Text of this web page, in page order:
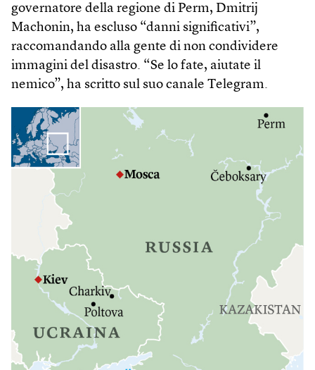
governatore della regione di Perm, Dmitrij
Machonin, ha escluso “danni significativi”,
raccomandando alla gente di non condividere
immagini del disastro. “Se lo fate, aiutate il
nemico”, ha scritto sul suo canale Telegram.